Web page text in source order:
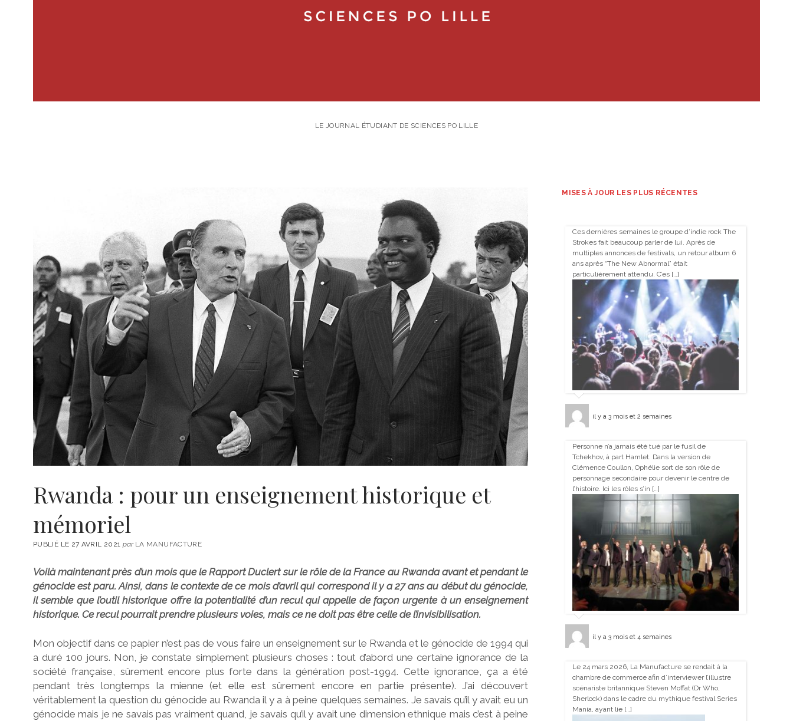
LE JOURNAL ÉTUDIANT DE SCIENCES PO LILLE
Rwanda : pour un enseignement historique et
mémoriel
PUBLIÉ LE 27 AVRIL 2021 parLA MANUFACTURE
Voilà maintenant près d’un mois que le Rapport Duclert sur le rôle de la France au Rwanda avant et pendant le
génocide est paru. Ainsi, dans le contexte de ce mois d’avril qui correspond il y a 27 ans au début du génocide,
il semble que l’outil historique offre la potentialité d’un recul qui appelle de façon urgente à un enseignement
historique. Ce recul pourrait prendre plusieurs voies, mais ce ne doit pas être celle de l’invisibilisation.
Mon objectif dans ce papier n’est pas de vous faire un enseignement sur le Rwanda et le génocide de 1994 qui
a duré 100 jours. Non, je constate simplement plusieurs choses : tout d’abord une certaine ignorance de la
société française, sûrement encore plus forte dans la génération post-1994. Cette ignorance, ça a été
pendant très longtemps la mienne (et elle est sûrement encore en partie présente). J’ai découvert
véritablement la question du génocide au Rwanda il y a à peine quelques semaines. Je savais qu’il y avait eu un
génocide mais je ne savais pas vraiment quand, je savais qu’il y avait une dimension ethnique mais c’est à peine
MISES À JOUR LES PLUS RÉCENTES
Ces dernières semaines le groupe d’indie rock The
Strokes fait beaucoup parler de lui. Après de
multiples annonces de festivals, un retour album 6
ans après “The New Abnormal” était
particulièrement attendu. C’es […]
il y a 3 mois et 2 semaines
Personne n’a jamais été tué par le fusil de
Tchekhov, à part Hamlet. Dans la version de
Clémence Coullon, Ophélie sort de son rôle de
personnage secondaire pour devenir le centre de
l’histoire. Ici les rôles s’in […]
il y a 3 mois et 4 semaines
Le 24 mars 2026, La Manufacture se rendait à la
chambre de commerce afin d’interviewer l’illustre
scénariste britannique Steven Moffat (Dr Who,
Sherlock) dans le cadre du mythique festival Series
Mania, ayant lie […]